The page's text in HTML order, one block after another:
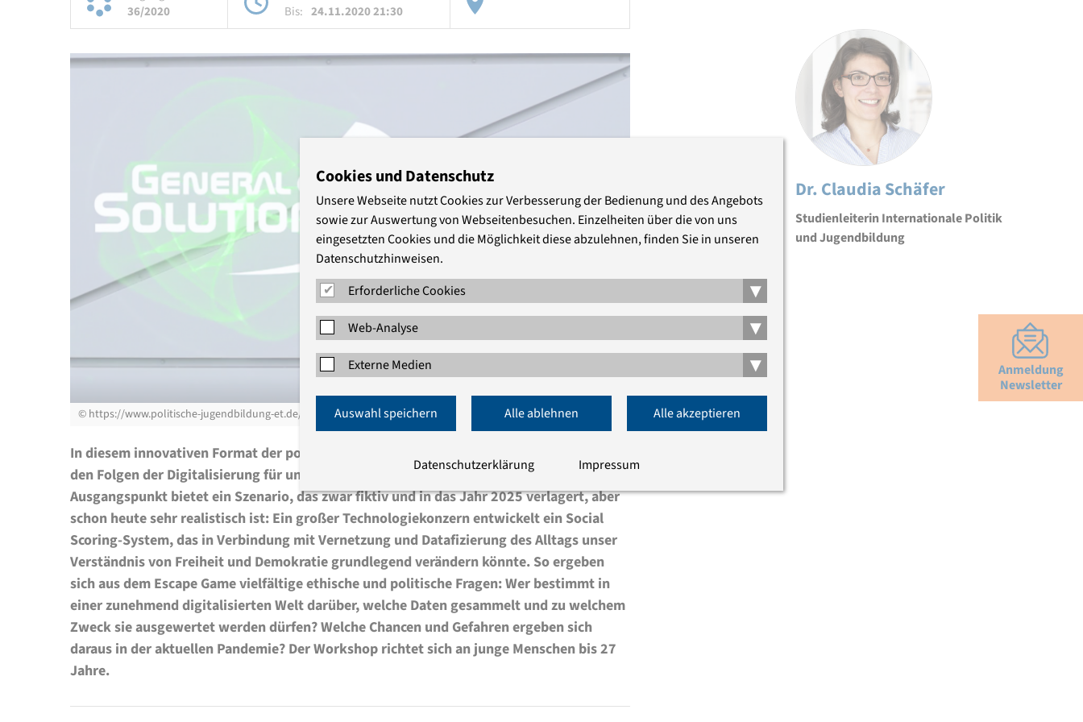
36/2020
Bis: 24.11.2020 21:30
© https://www.politische-jugendbildung-et.de/projekt/general-solutions/
In diesem innovativen Format der politischen Bildung setzen sich junge Menschen mit
den Folgen der Digitalisierung für unsere Gesellschaft und Demokratie auseinander. Den
Ausgangspunkt bietet ein Szenario, das zwar fiktiv und in das Jahr 2025 verlagert, aber
schon heute sehr realistisch ist: Ein großer Technologiekonzern entwickelt ein Social
Scoring-System, das in Verbindung mit Vernetzung und Datafizierung des Alltags unser
Verständnis von Freiheit und Demokratie grundlegend verändern könnte. So ergeben
sich aus dem Escape Game vielfältige ethische und politische Fragen: Wer bestimmt in
einer zunehmend digitalisierten Welt darüber, welche Daten gesammelt und zu welchem
Zweck sie ausgewertet werden dürfen? Welche Chancen und Gefahren ergeben sich
daraus in der aktuellen Pandemie? Der Workshop richtet sich an junge Menschen bis 27
Jahre.
Dr. Claudia Schäfer
Studienleiterin Internationale Politik
und Jugendbildung
Anmeldung
Newsletter
Cookies und Datenschutz
Unsere Webseite nutzt Cookies zur Verbesserung der Bedienung und des Angebots
sowie zur Auswertung von Webseitenbesuchen. Einzelheiten über die von uns
eingesetzten Cookies und die Möglichkeit diese abzulehnen, finden Sie in unseren
Datenschutzhinweisen.
Erforderliche Cookies
▾
Web-Analyse ▾
Externe Medien ▾
Auswahl speichern Alle ablehnen Alle akzeptieren
Datenschutzerklärung Impressum